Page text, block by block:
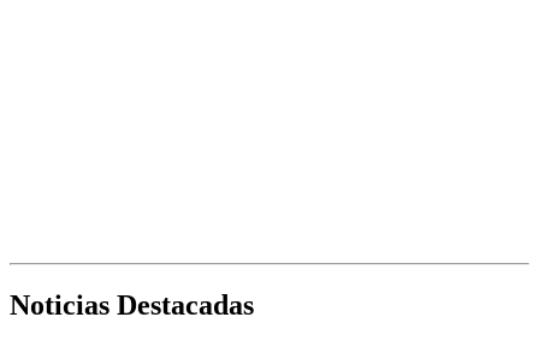
Noticias Destacadas